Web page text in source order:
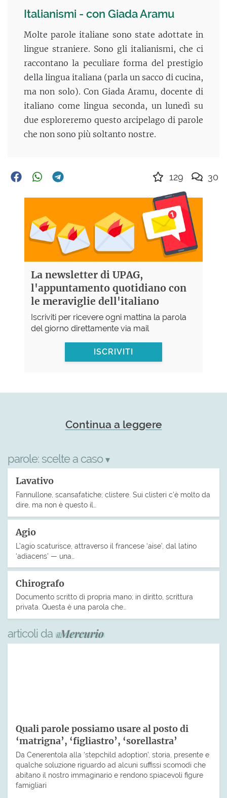
Italianismi - con Giada Aramu
Molte parole italiane sono state adottate in
lingue straniere. Sono gli italianismi, che ci
raccontano la peculiare forma del prestigio
della lingua italiana (parla un sacco di cucina,
ma non solo). Con Giada Aramu, docente di
italiano come lingua seconda, un lunedì su
due esploreremo questo arcipelago di parole
che non sono più soltanto nostre.
129 30
La newsletter di UPAG,
l'appuntamento quotidiano con
le meraviglie dell'italiano
Iscriviti per ricevere ogni mattina la parola
del giorno direttamente via mail
ISCRIVITI
Continua a leggere
parole: scelte a caso ▾
Lavativo
Fannullone, scansafatiche; clistere. Sui clisteri c’è molto da
dire, ma non è questo il…
Agio
L’agio scaturisce, attraverso il francese ‘aise’, dal latino
‘adiacens’ — una…
Chirografo
Documento scritto di propria mano; in diritto, scrittura
privata. Questa è una parola che…
articoli da
Quali parole possiamo usare al posto di
‘matrigna’, ‘figliastro’, ‘sorellastra’
Da Cenerentola alla ‘stepchild adoption’, storia, presente e
qualche soluzione riguardo ad alcuni suffissi scomodi che
abitano il nostro immaginario e rendono spiacevoli figure
famigliari